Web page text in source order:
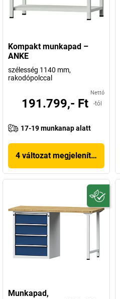
Kompakt munkapad –
ANKE
szélesség 1140 mm,
rakodópolccal
Nettó
191.799,- Ft -tól
17-19 munkanap alatt
4 változat megjelenítése
Munkapad,